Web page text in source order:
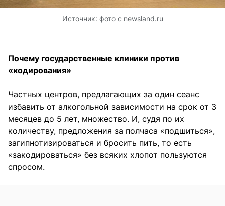
Источник: фото с newsland.ru
Почему государственные клиники против
«кодирования»
Частных центров, предлагающих за один сеанс
избавить от алкогольной зависимости на срок от 3
месяцев до 5 лет, множество. И, судя по их
количеству, предложения за полчаса «подшиться»,
загипнотизироваться и бросить пить, то есть
«закодироваться» без всяких хлопот пользуются
спросом.